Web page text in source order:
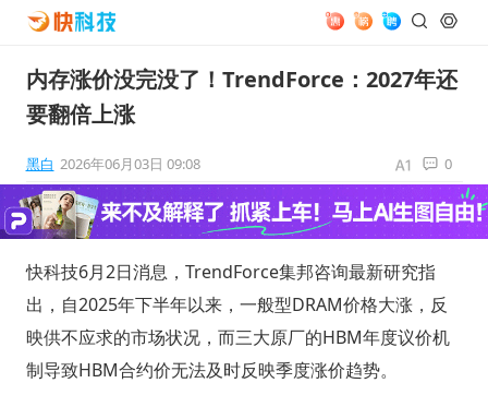
内存涨价没完没了！TrendForce：2027年还
要翻倍上涨
黑白 2026年06月03日 09:08 0
快科技6月2日消息，TrendForce集邦咨询最新研究指
出，自2025年下半年以来，一般型DRAM价格大涨，反
映供不应求的市场状况，而三大原厂的HBM年度议价机
制导致HBM合约价无法及时反映季度涨价趋势。